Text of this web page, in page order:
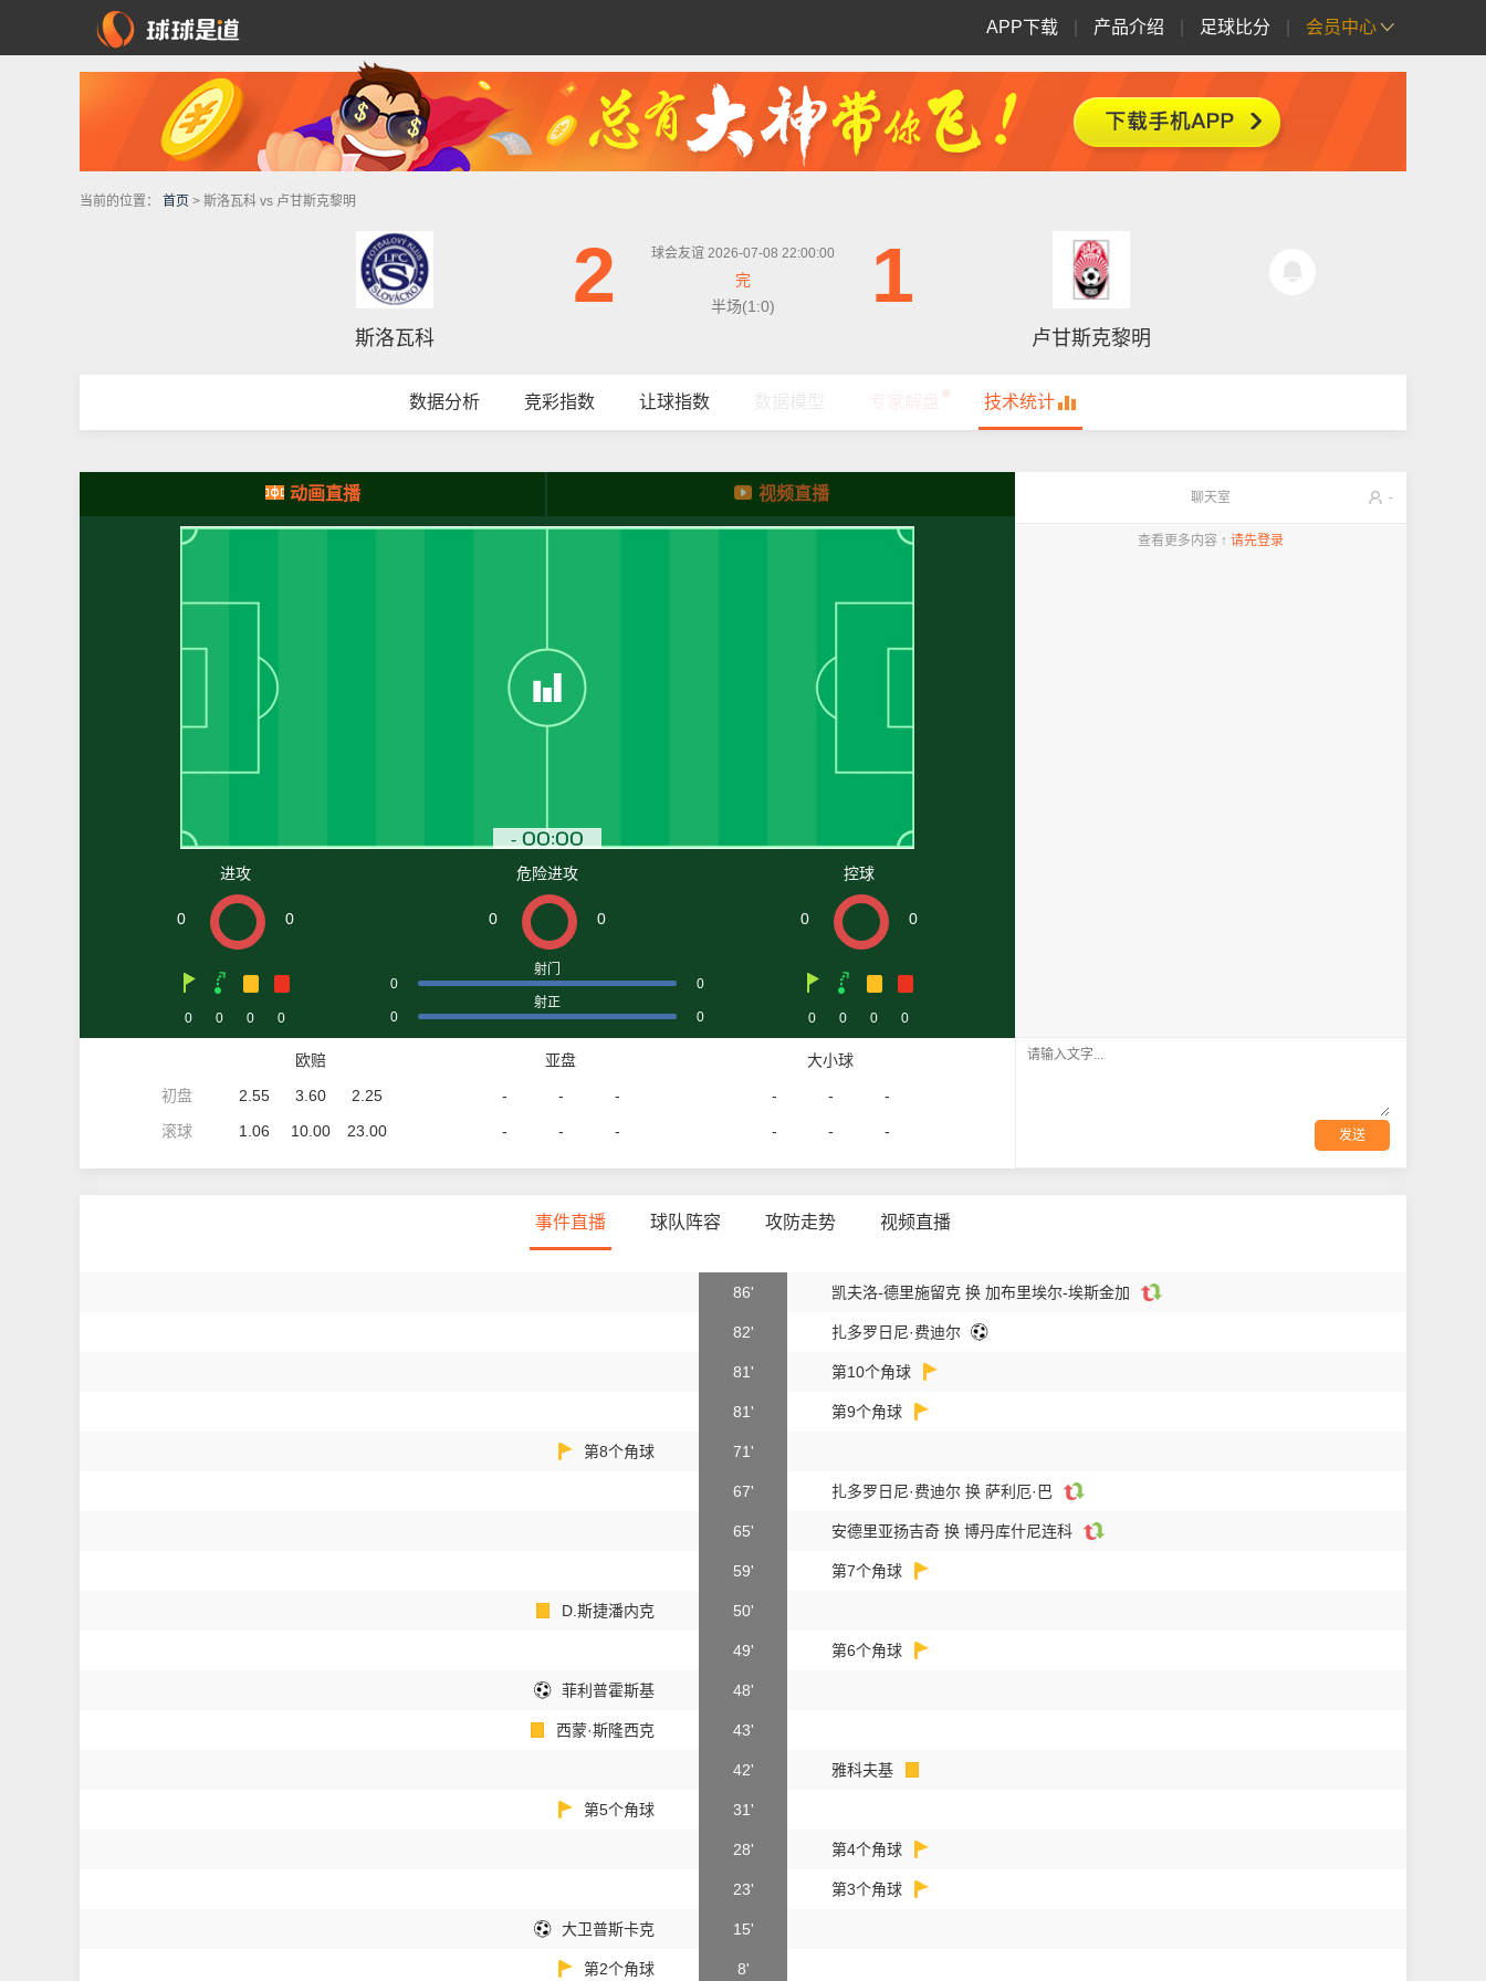
APP下载 产品介绍 足球比分 会员中心
当前的位置： 首页 > 斯洛瓦科 vs 卢甘斯克黎明
斯洛瓦科
2 1
球会友谊 2026-07-08 22:00:00
完
半场(1:0)
卢甘斯克黎明
数据分析 竞彩指数 让球指数 技术统计
动画直播 视频直播
进攻
0 0
0 0 0 0
危险进攻
0 0
0 0
射门
0 0
射正
控球
0 0
0 0 0 0
初盘
滚球
欧赔
2.55
3.60
2.25
1.06
10.00 23.00
亚盘
-
-
-
-
- -
大小球
-
-
-
-
- -
聊天室 -
查看更多内容 ↑ 请先登录
发送
事件直播 球队阵容 攻防走势 视频直播
凯夫洛-德里施留克 换 加布里埃尔-埃斯金加
86'
扎多罗日尼·费迪尔
82'
第10个角球
81'
第9个角球
81'
第8个角球 71'
扎多罗日尼·费迪尔 换 萨利厄·巴
67'
安德里亚扬吉奇 换 博丹库什尼连科
65'
第7个角球
59'
D.斯捷潘内克 50'
第6个角球
49'
菲利普霍斯基 48'
西蒙·斯隆西克 43'
雅科夫基
42'
第5个角球 31'
第4个角球
28'
第3个角球
23'
大卫普斯卡克 15'
第2个角球 8'